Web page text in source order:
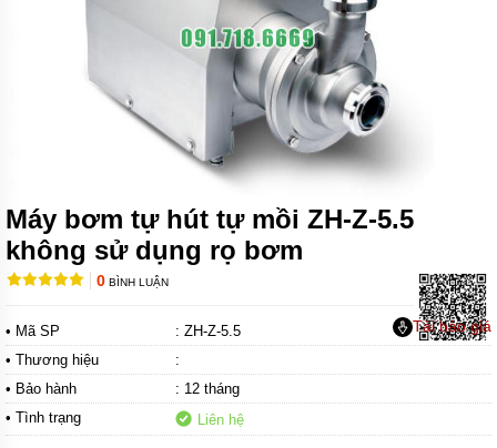
SERI MH
MÁY
BÙN
CAO
MUYUAN
SERI
MHE
MÁY
Máy bơm tự hút tự mồi ZH-Z-5.5
không sử dụng rọ bơm
0 BÌNH LUẬN
Tải báo giá
• Mã SP
: ZH-Z-5.5
• Thương hiệu
:
• Bảo hành
: 12 tháng
• Tình trạng
Liên hệ